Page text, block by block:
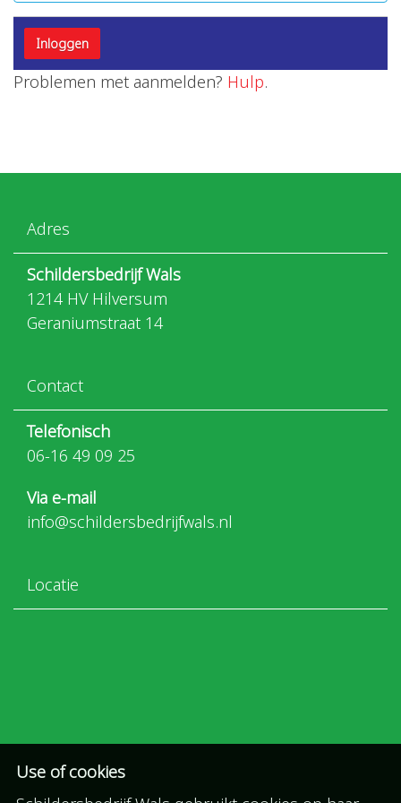
Problemen met aanmelden? Hulp.
Adres
Schildersbedrijf Wals
1214 HV Hilversum
Geraniumstraat 14
Contact
Telefonisch
06-16 49 09 25
Via e-mail
info@schildersbedrijfwals.nl
Locatie
Use of cookies